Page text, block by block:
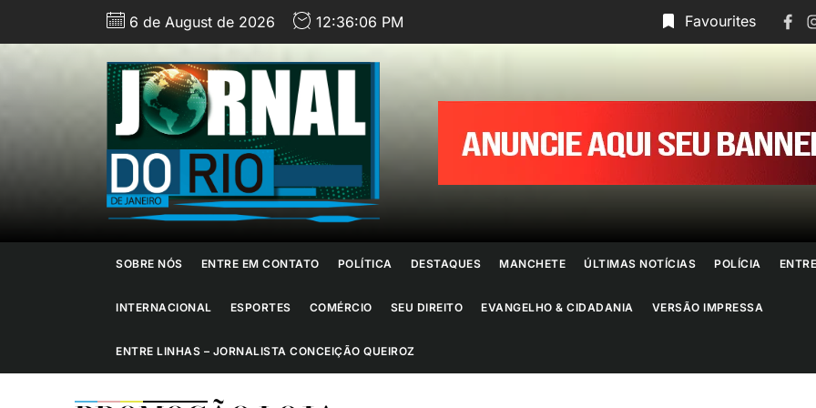
6 de August de 2026 12:36:07 PM Favourites
Jornal
do
Rio
de
Janeiro
SOBRE NÓS ENTRE EM CONTATO POLÍTICA DESTAQUES MANCHETE ÚLTIMAS NOTÍCIAS POLÍCIA
INTERNACIONAL ESPORTES COMÉRCIO SEU DIREITO EVANGELHO & CIDADANIA VERSÃO IMPRESSA
ENTRE LINHAS – JORNALISTA CONCEIÇÃO QUEIROZ